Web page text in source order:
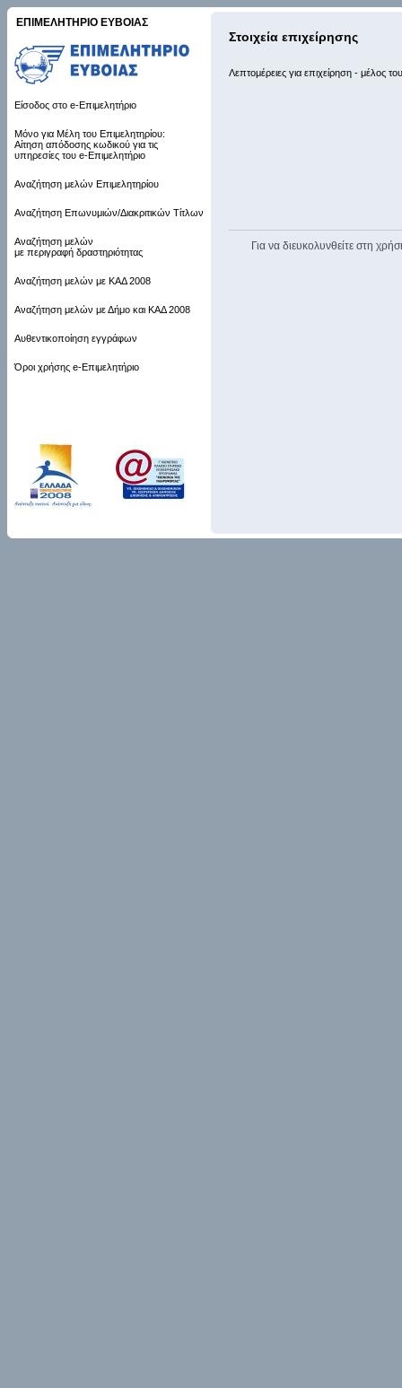
ΕΠΙΜΕΛΗΤΗΡΙΟ ΕΥΒΟΙΑΣ
Είσοδος στο e-Επιμελητήριο
Μόνο για Μέλη του Επιμελητηρίου:
Αίτηση απόδοσης κωδικού για τις
υπηρεσίες του e-Επιμελητήριο
Αναζήτηση μελών Επιμελητηρίου
Αναζήτηση Επωνυμιών/Διακριτικών Τίτλων
Αναζήτηση μελών
με περιγραφή δραστηριότητας
Αναζήτηση μελών με ΚΑΔ 2008
Αναζήτηση μελών με Δήμο και ΚΑΔ 2008
Αυθεντικοποίηση εγγράφων
Όροι χρήσης e-Επιμελητήριο
Στοιχεία επιχείρησης
Λεπτομέρειες για επιχείρηση - μέλος
Για να διευκολυνθείτε στη